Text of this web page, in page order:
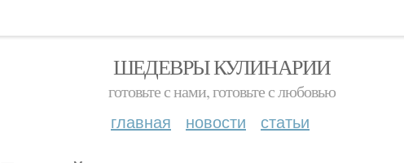
ШЕДЕВРЫ КУЛИНАРИИ
готовьте с нами, готовьте с любовью
главная новости статьи